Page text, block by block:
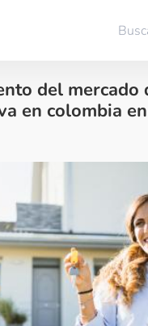
del mercado
en colombia
- 2023-06-08